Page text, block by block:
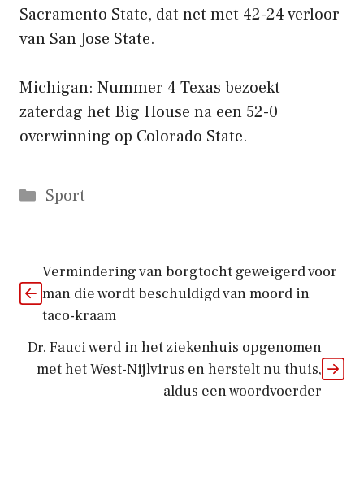
Sacramento State, dat net met 42-24 verloor
van San Jose State.
Michigan: Nummer 4 Texas bezoekt
zaterdag het Big House na een 52-0
overwinning op Colorado State.
Categorieën
Sport
Vermindering van borgtocht geweigerd voor
man die wordt beschuldigd van moord in
taco-kraam
Dr. Fauci werd in het ziekenhuis opgenomen
met het West-Nijlvirus en herstelt nu thuis,
aldus een woordvoerder